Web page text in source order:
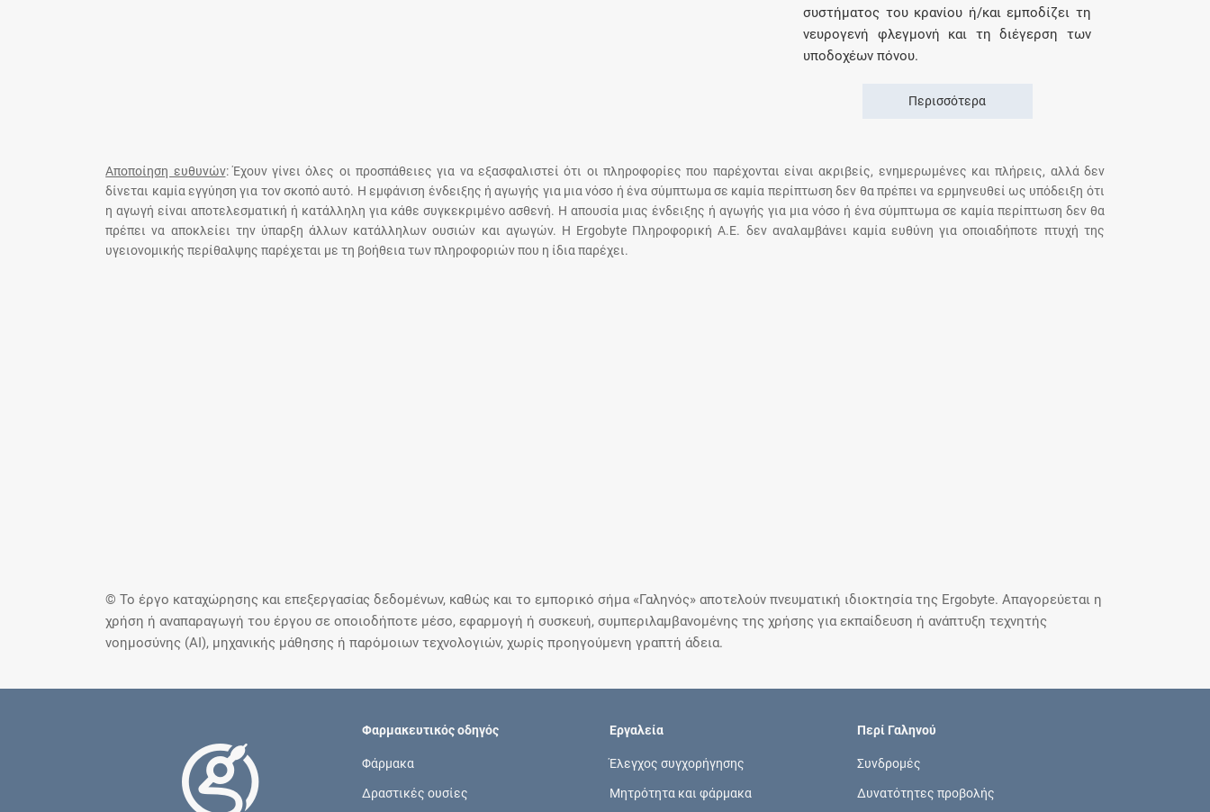
συστήματος του κρανίου ή/και εμποδίζει τη
νευρογενή φλεγμονή και τη διέγερση των
υποδοχέων πόνου.
Περισσότερα
Αποποίηση ευθυνών: Έχουν γίνει όλες οι προσπάθειες για να εξασφαλιστεί ότι οι πληροφορίες που παρέχονται είναι ακριβείς, ενημερωμένες και πλήρεις, αλλά δεν
δίνεται καμία εγγύηση για τον σκοπό αυτό. Η εμφάνιση ένδειξης ή αγωγής για μια νόσο ή ένα σύμπτωμα σε καμία περίπτωση δεν θα πρέπει να ερμηνευθεί ως υπόδειξη ότι
η αγωγή είναι αποτελεσματική ή κατάλληλη για κάθε συγκεκριμένο ασθενή. Η απουσία μιας ένδειξης ή αγωγής για μια νόσο ή ένα σύμπτωμα σε καμία περίπτωση δεν θα
πρέπει να αποκλείει την ύπαρξη άλλων κατάλληλων ουσιών και αγωγών. Η Ergobyte Πληροφορική Α.Ε. δεν αναλαμβάνει καμία ευθύνη για οποιαδήποτε πτυχή της
υγειονομικής περίθαλψης παρέχεται με τη βοήθεια των πληροφοριών που η ίδια παρέχει.
© Το έργο καταχώρησης και επεξεργασίας δεδομένων, καθώς και το εμπορικό σήμα «Γαληνός» αποτελούν πνευματική ιδιοκτησία της Ergobyte. Απαγορεύεται η
χρήση ή αναπαραγωγή του έργου σε οποιοδήποτε μέσο, εφαρμογή ή συσκευή, συμπεριλαμβανομένης της χρήσης για εκπαίδευση ή ανάπτυξη τεχνητής
νοημοσύνης (AI), μηχανικής μάθησης ή παρόμοιων τεχνολογιών, χωρίς προηγούμενη γραπτή άδεια.
Φαρμακευτικός οδηγός
Φάρμακα
Δραστικές ουσίες
Εργαλεία
Έλεγχος συγχορήγησης
Μητρότητα και φάρμακα
Περί Γαληνού
Συνδρομές
Δυνατότητες προβολής